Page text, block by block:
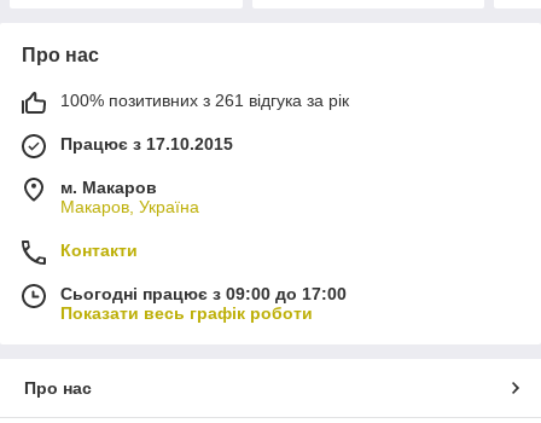
Про нас
100% позитивних з 261 відгука за рік
Працює з 17.10.2015
м. Макаров
Макаров, Україна
Контакти
Сьогодні працює з 09:00 до 17:00
Показати весь графік роботи
Про нас